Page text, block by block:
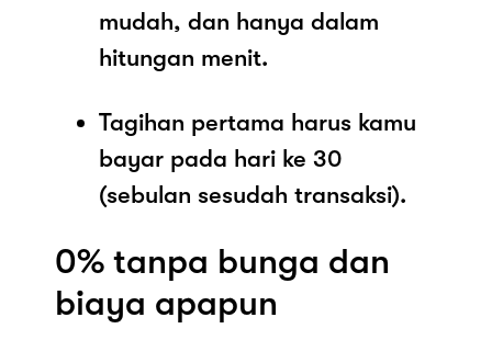
mudah, dan hanya dalam
hitungan menit.
Tagihan pertama harus kamu
bayar pada hari ke 30
(sebulan sesudah transaksi).
0% tanpa bunga dan
biaya apapun